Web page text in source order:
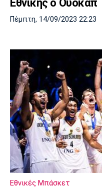
Εθνικής ο Ουόκαπ
Πέμπτη, 14/09/2023 22:23
Εθνικές Μπάσκετ